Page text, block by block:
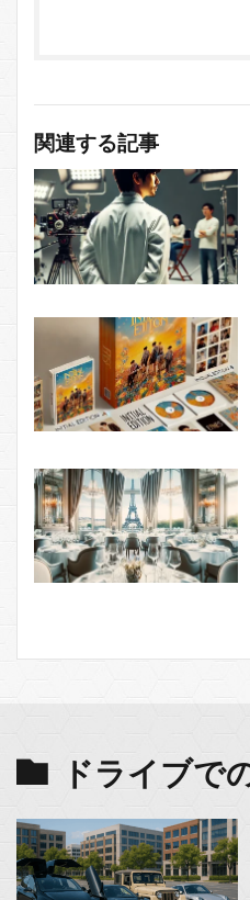
関連する記事
ドライブで